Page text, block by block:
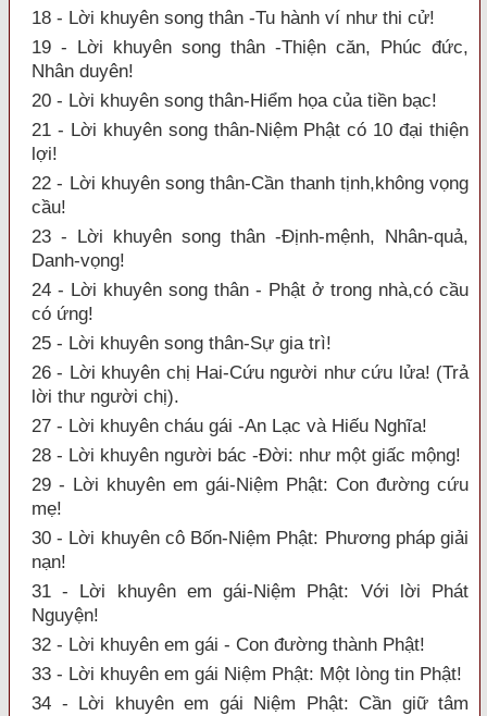
18 - Lời khuyên song thân -Tu hành ví như thi cử!
19 - Lời khuyên song thân -Thiện căn, Phúc đức,
Nhân duyên!
20 - Lời khuyên song thân-Hiểm họa của tiền bạc!
21 - Lời khuyên song thân-Niệm Phật có 10 đại thiện
lợi!
22 - Lời khuyên song thân-Cần thanh tịnh,không vọng
cầu!
23 - Lời khuyên song thân -Định-mệnh, Nhân-quả,
Danh-vọng!
24 - Lời khuyên song thân - Phật ở trong nhà,có cầu
có ứng!
25 - Lời khuyên song thân-Sự gia trì!
26 - Lời khuyên chị Hai-Cứu người như cứu lửa! (Trả
lời thư người chị).
27 - Lời khuyên cháu gái -An Lạc và Hiếu Nghĩa!
28 - Lời khuyên người bác -Đời: như một giấc mộng!
29 - Lời khuyên em gái-Niệm Phật: Con đường cứu
mẹ!
30 - Lời khuyên cô Bốn-Niệm Phật: Phương pháp giải
nạn!
31 - Lời khuyên em gái-Niệm Phật: Với lời Phát
Nguyện!
32 - Lời khuyên em gái - Con đường thành Phật!
33 - Lời khuyên em gái Niệm Phật: Một lòng tin Phật!
34 - Lời khuyên em gái Niệm Phật: Cần giữ tâm